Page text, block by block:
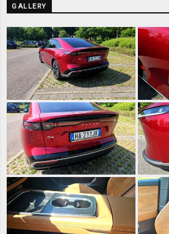
GALLERY